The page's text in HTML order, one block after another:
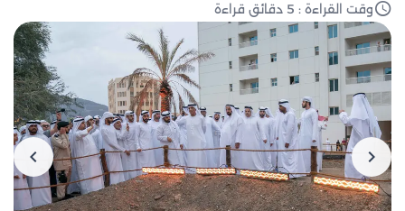
وقت القراءة : 5 دقائق قراءة